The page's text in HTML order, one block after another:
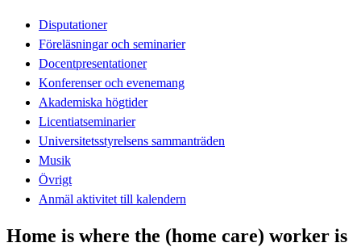
Disputationer
Föreläsningar och seminarier
Docentpresentationer
Konferenser och evenemang
Akademiska högtider
Licentiatseminarier
Universitetsstyrelsens sammanträden
Musik
Övrigt
Anmäl aktivitet till kalendern
Home is where the (home care) worker is